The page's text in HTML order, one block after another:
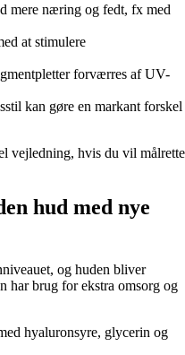
mere næring og fedt, fx med
at stimulere
forværres af UV-
kan gøre en markant forskel
vejledning, hvis du vil målrette
hud med nye
og huden bliver
har brug for ekstra omsorg og
hyaluronsyre, glycerin og